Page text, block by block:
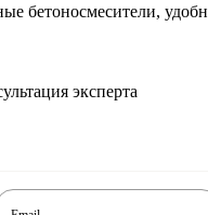
бетоносмесители,
эксперта